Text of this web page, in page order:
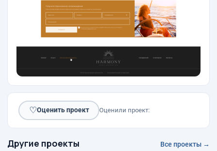
♡Оценить проект Оценили проект:
Другие проекты Все проекты →